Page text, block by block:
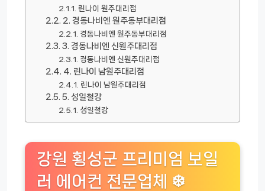
린나이 원주대리점
2. 경동나비엔 원주동부대리점
경동나비엔 원주동부대리점
3. 경동나비엔 신원주대리점
경동나비엔 신원주대리점
4. 린나이 남원주대리점
린나이 남원주대리점
5. 성일철강
성일철강
강원 횡성군 프리미엄 보일
러 에어컨 전문업체 ❄️